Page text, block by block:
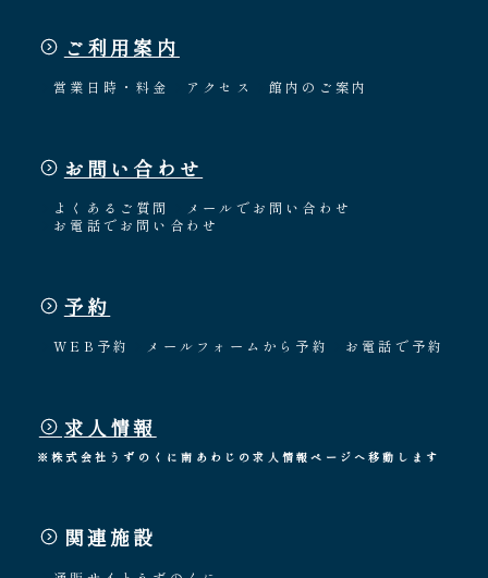
ご利用案内
営業日時・料金 アクセス 館内のご案内
お問い合わせ
よくあるご質問
メールでお問い合わせ
お電話でお問い合わせ
予約
WEB予約 メールフォームから予約 お電話で予約
求人情報
※株式会社うずのくに南あわじの求人情報ページへ移動します
関連施設